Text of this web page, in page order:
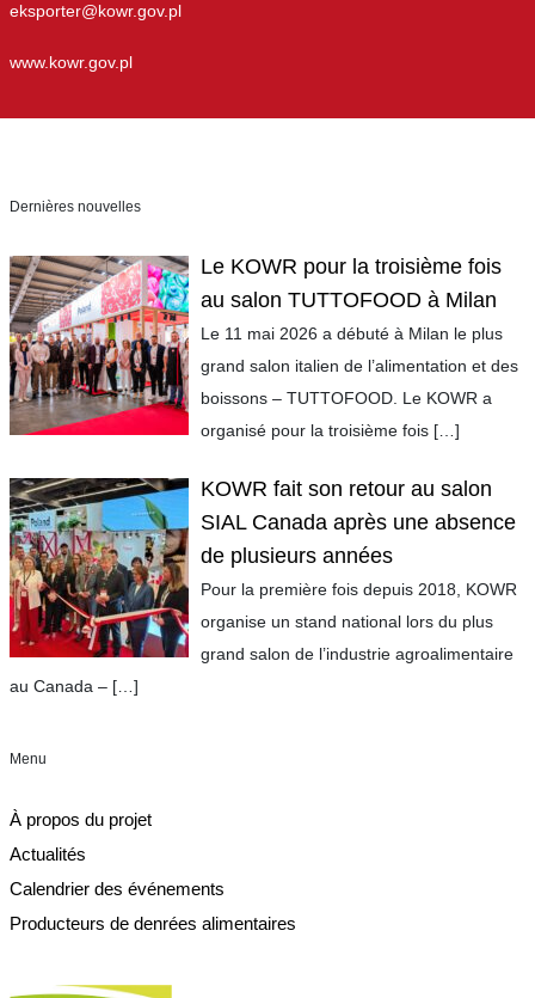
eksporter@kowr.gov.pl
www.kowr.gov.pl
Dernières nouvelles
Le KOWR pour la troisième fois
au salon TUTTOFOOD à Milan
Le 11 mai 2026 a débuté à Milan le plus
grand salon italien de l’alimentation et des
boissons – TUTTOFOOD. Le KOWR a
organisé pour la troisième fois […]
KOWR fait son retour au salon
SIAL Canada après une absence
de plusieurs années
Pour la première fois depuis 2018, KOWR
organise un stand national lors du plus
grand salon de l’industrie agroalimentaire
au Canada – […]
Menu
À propos du projet
Actualités
Calendrier des événements
Producteurs de denrées alimentaires